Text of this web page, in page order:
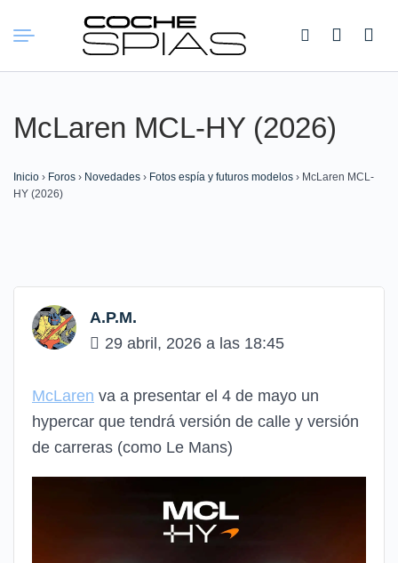
Buscar:
McLaren MCL-HY (2026)
Inicio › Foros › Novedades › Fotos espía y futuros modelos › McLaren MCL-
HY (2026)
A.P.M.
29 abril, 2026 a las 18:45
McLaren va a presentar el 4 de mayo un
hypercar que tendrá versión de calle y versión
de carreras (como Le Mans)